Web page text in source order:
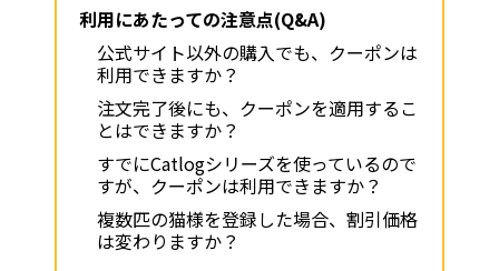
利用にあたっての注意点(Q&A)
公式サイト以外の購入でも、クーポンは
利用できますか？
注文完了後にも、クーポンを適用するこ
とはできますか？
すでにCatlogシリーズを使っているので
すが、クーポンは利用できますか？
複数匹の猫様を登録した場合、割引価格
は変わりますか？